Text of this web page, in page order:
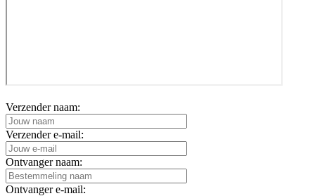
Verzender naam:
Verzender e-mail:
Ontvanger naam:
Ontvanger e-mail: